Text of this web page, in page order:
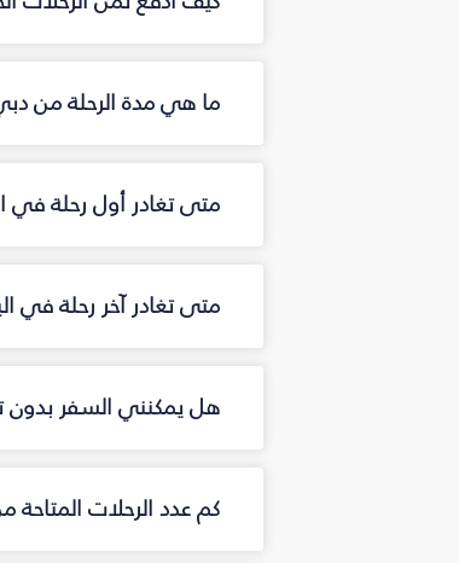
ما هي مدة الرحلة من
متى تغادر أول رحلة في
متى تغادر آخر رحلة في
هل يمكنني السفر بدون
كم عدد الرحلات